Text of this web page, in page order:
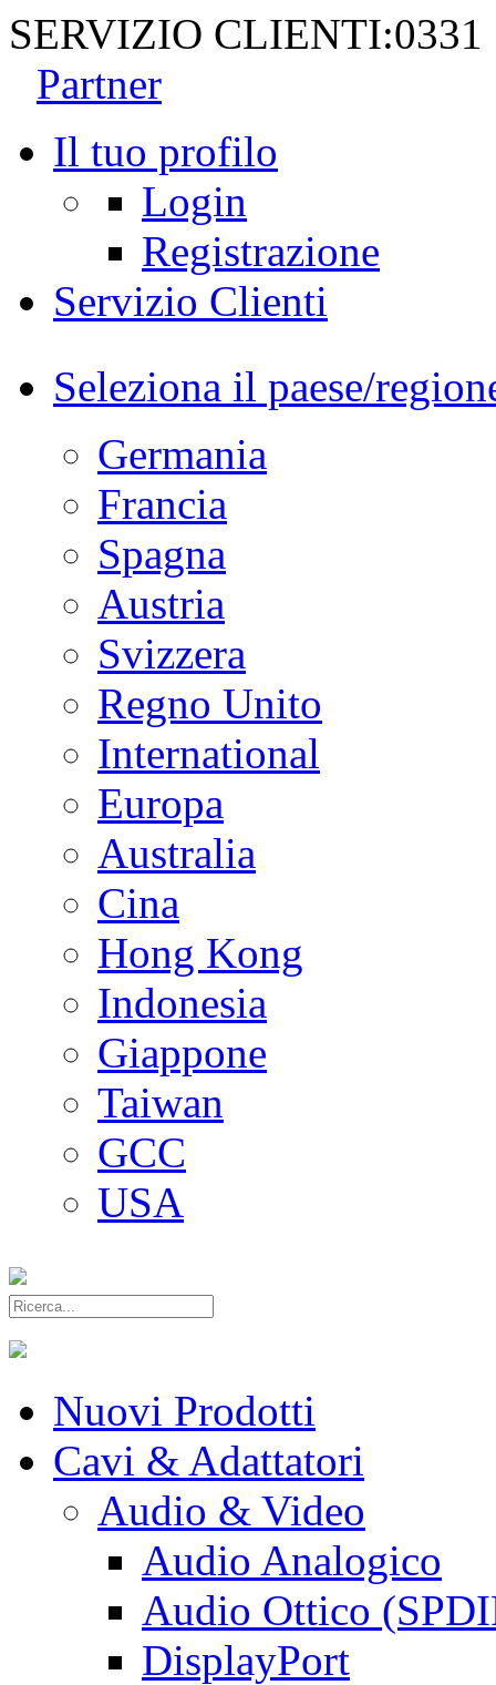
SERVIZIO CLIENTI:0331
Partner
Il tuo profilo
Login
Registrazione
Servizio Clienti
Seleziona il paese/
Germania
Francia
Spagna
Austria
Svizzera
Regno Unito
International
Europa
Australia
Cina
Hong Kong
Indonesia
Giappone
Taiwan
GCC
USA
Nuovi Prodotti
Cavi & Adattatori
Audio & Video
Audio Analogico
Audio Ottico
DisplayPort